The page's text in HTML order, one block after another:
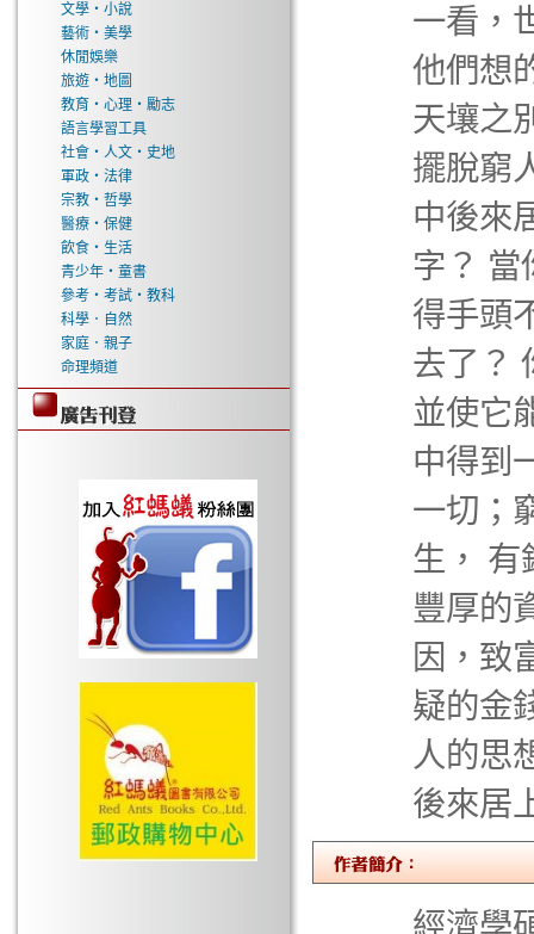
文學‧小說
藝術‧美學
休閒娛樂
旅遊‧地圖
教育‧心理‧勵志
語言學習工具
社會‧人文‧史地
軍政‧法律
宗教‧哲學
醫療‧保健
飲食‧生活
青少年‧童書
參考‧考試‧教科
科學．自然
家庭．親子
命理頻道
一看，
他們想
天壤之
擺脫窮
中後來
字？ 當
得手頭
去了？
並使它
中得到
一切；
生， 有
豐厚的
因，致
疑的金
人的思
後來居
經濟學